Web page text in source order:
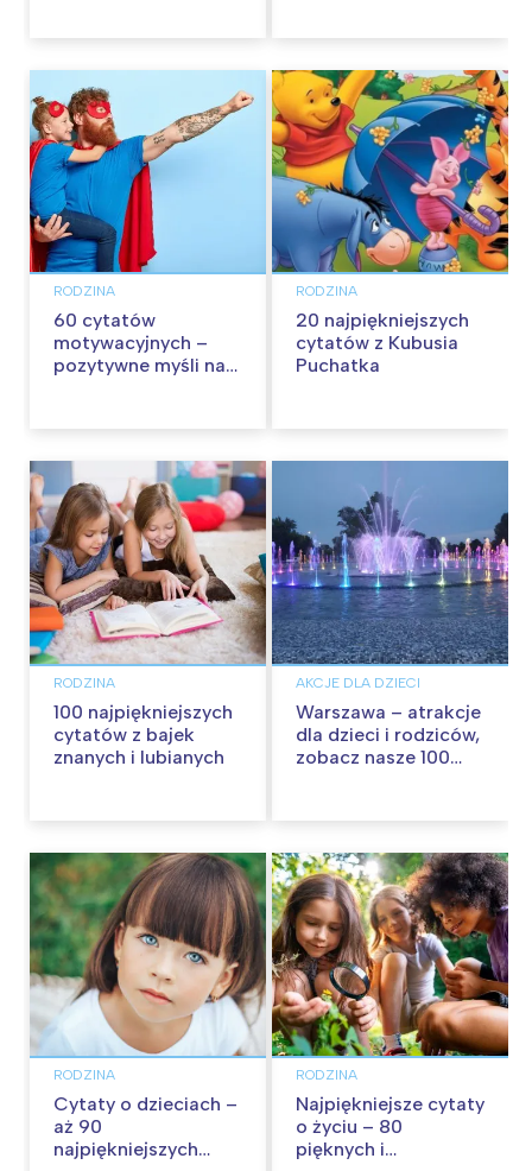
RODZINA
60 cytatów
motywacyjnych –
pozytywne myśli na
RODZINA
20 najpiękniejszych
cytatów z Kubusia
Puchatka
RODZINA
100 najpiękniejszych
cytatów z bajek
znanych i lubianych
AKCJE DLA DZIECI
Warszawa – atrakcje
dla dzieci i rodziców,
zobacz nasze 100
RODZINA
Cytaty o dzieciach –
aż 90
najpiękniejszych
RODZINA
Najpiękniejsze cytaty
o życiu – 80
pięknych i